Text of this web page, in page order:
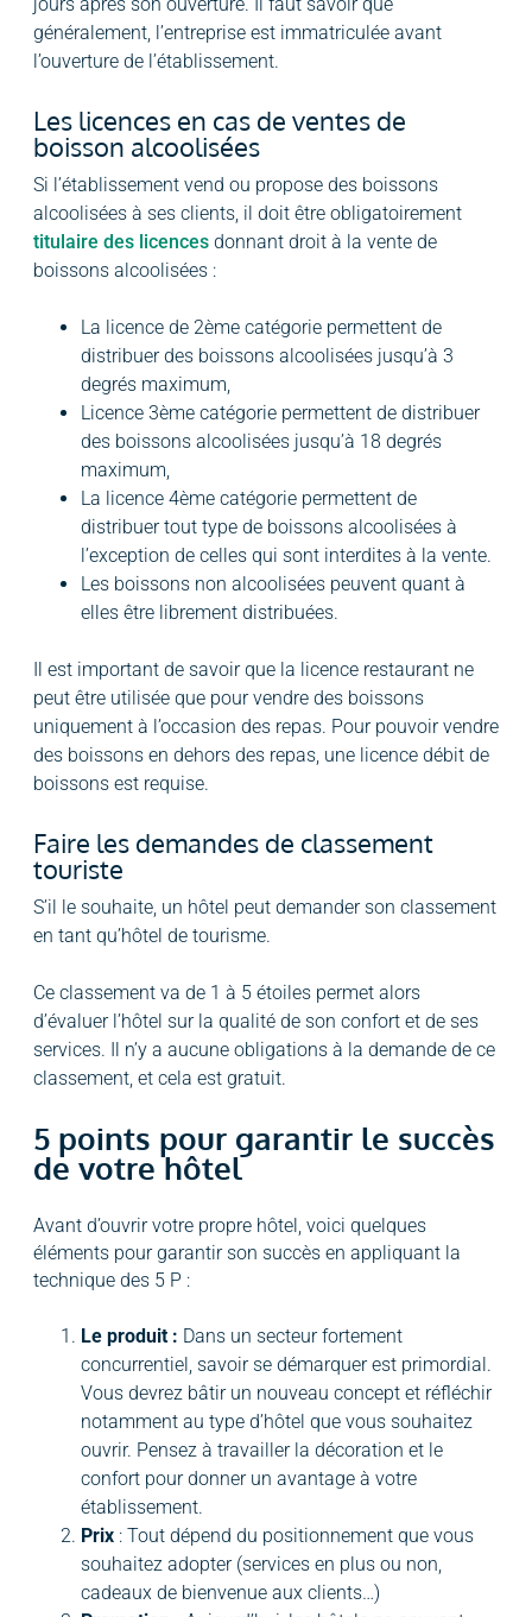
généralement, l’entreprise est immatriculée avant
l’ouverture de l’établissement.
Les licences en cas de ventes de
boisson alcoolisées
Si l’établissement vend ou propose des boissons
alcoolisées à ses clients, il doit être obligatoirement
titulaire des licences donnant droit à la vente de
boissons alcoolisées :
La licence de 2ème catégorie permettent de
distribuer des boissons alcoolisées jusqu’à 3
degrés maximum,
Licence 3ème catégorie permettent de distribuer
des boissons alcoolisées jusqu’à 18 degrés
maximum,
La licence 4ème catégorie permettent de
distribuer tout type de boissons alcoolisées à
l’exception de celles qui sont interdites à la vente.
Les boissons non alcoolisées peuvent quant à
elles être librement distribuées.
Il est important de savoir que la licence restaurant ne
peut être utilisée que pour vendre des boissons
uniquement à l’occasion des repas. Pour pouvoir vendre
des boissons en dehors des repas, une licence débit de
boissons est requise.
Faire les demandes de classement
touriste
S’il le souhaite, un hôtel peut demander son classement
en tant qu’hôtel de tourisme.
Ce classement va de 1 à 5 étoiles permet alors
d’évaluer l’hôtel sur la qualité de son confort et de ses
services. Il n’y a aucune obligations à la demande de ce
classement, et cela est gratuit.
5 points pour garantir le succès
de votre hôtel
Avant d’ouvrir votre propre hôtel, voici quelques
éléments pour garantir son succès en appliquant la
technique des 5 P :
Le produit : Dans un secteur fortement
concurrentiel, savoir se démarquer est primordial.
Vous devrez bâtir un nouveau concept et réfléchir
notamment au type d’hôtel que vous souhaitez
ouvrir. Pensez à travailler la décoration et le
confort pour donner un avantage à votre
établissement.
Prix : Tout dépend du positionnement que vous
souhaitez adopter (services en plus ou non,
cadeaux de bienvenue aux clients…)